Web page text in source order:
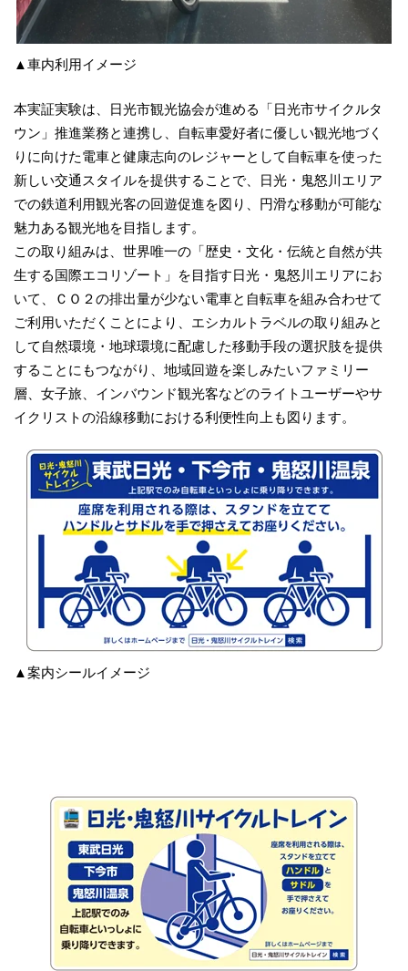
▲車内利用イメージ
本実証実験は、日光市観光協会が進める「日光市サイクルタ
ウン」推進業務と連携し、自転車愛好者に優しい観光地づく
りに向けた電車と健康志向のレジャーとして自転車を使った
新しい交通スタイルを提供することで、日光・鬼怒川エリア
での鉄道利用観光客の回遊促進を図り、円滑な移動が可能な
魅力ある観光地を目指します。
この取り組みは、世界唯一の「歴史・文化・伝統と自然が共
生する国際エコリゾート」を目指す日光・鬼怒川エリアにお
いて、ＣＯ２の排出量が少ない電車と自転車を組み合わせて
ご利用いただくことにより、エシカルトラベルの取り組みと
して自然環境・地球環境に配慮した移動手段の選択肢を提供
することにもつながり、地域回遊を楽しみたいファミリー
層、女子旅、インバウンド観光客などのライトユーザーやサ
イクリストの沿線移動における利便性向上も図ります。
▲案内シールイメージ